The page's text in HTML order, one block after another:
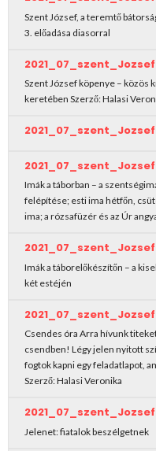
Szent József, a teremtő
3. előadása diasorral
Szent József köpenye – közös
keretében Szerző: Halasi
Imák a táborban – a
felépítése; esti ima hétfőn,
ima; a rózsafüzér és az Úr
Imák a táborelőkészítőn – a
két estéjén
Csendes óra Arra hívunk
csendben! Légy jelen nyitott
fogtok kapni egy feladatlapot,
Szerző: Halasi Veronika
Jelenet: fiatalok beszélgetnek